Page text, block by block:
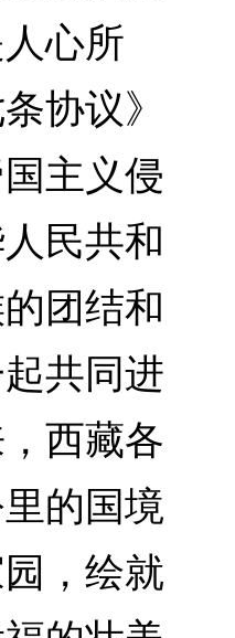
心所
协议》
主义侵
民共和
团结和
共同进
西藏各
的国境
，绘就